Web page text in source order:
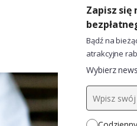
Zapisz się
Bądź na
atrakcyjne
Wybierz